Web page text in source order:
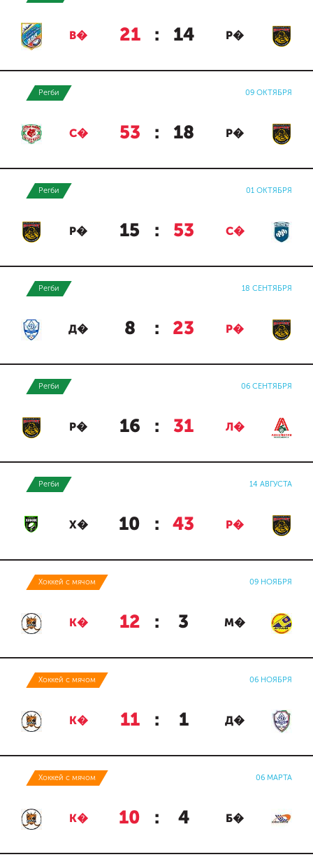
В� 21 : 14 Р�
Регби 09 ОКТЯБРЯ
С� 53 : 18 Р�
Регби 01 ОКТЯБРЯ
Р� 15 : 53 С�
Регби 18 СЕНТЯБРЯ
Д� 8 : 23 Р�
Регби 06 СЕНТЯБРЯ
Р� 16 : 31 Л�
Регби 14 АВГУСТА
Х� 10 : 43 Р�
Хоккей с мячом 09 НОЯБРЯ
К� 12 : 3 М�
Хоккей с мячом 06 НОЯБРЯ
К� 11 : 1 Д�
Хоккей с мячом 06 МАРТА
К� 10 : 4 Б�